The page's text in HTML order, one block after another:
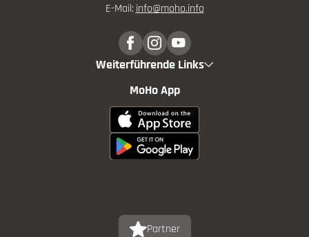
E-Mail: info@moho.info
Weiterführende Links
MoHo App
Partner